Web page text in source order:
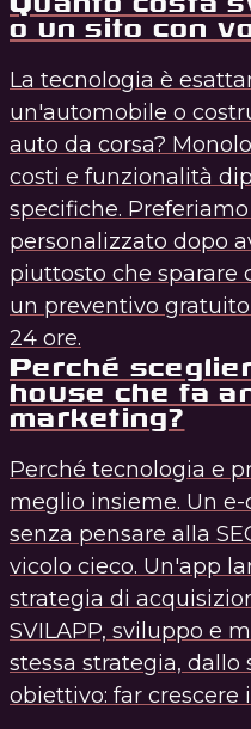
o un sito con
La tecnologia è
un'automobile o
auto da corsa?
costi e funzionalità
specifiche.
personalizzato dopo
piuttosto che sparare
un preventivo
24 ore.
Perché
house che fa
marketing?
Perché tecnologia e
meglio insieme. Un
senza pensare alla
vicolo cieco. Un'app
strategia di
SVILAPP, sviluppo e
stessa strategia, dallo
obiettivo: far crescere